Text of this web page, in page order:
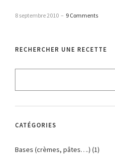
8 septembre 2010 – 9 Comments
RECHERCHER UNE RECETTE
CATÉGORIES
Bases (crèmes, pâtes….) (1)